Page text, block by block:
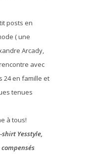
posts en
( une
Arcady,
avec
24 en famille et
tenues
à tous!
Yesstyle,